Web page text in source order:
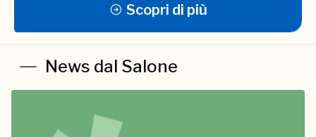
Scopri di più
News dal Salone